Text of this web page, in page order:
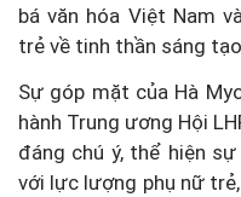
bá văn hóa Việt Nam
trẻ về tinh thần sáng
Sự góp mặt của Hà
hành Trung ương Hội
đáng chú ý, thể hiện
với lực lượng phụ nữ